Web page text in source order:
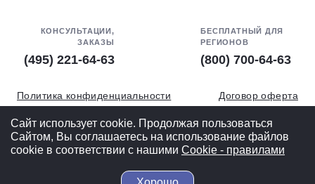
КОНСУЛЬТАЦИИ,
ЗАКАЗЫ
(495) 221-64-63
БЕСПЛАТНЫЙ ДЛЯ
РЕГИОНОВ
(800) 700-64-63
Политика конфиденциальности
Договор оферта
Обработка персональных данных
СОУТ
Полная версия
Сайт использует cookie. Продолжая пользоваться
Сайтом, Вы соглашаетесь на использование файлов
cookie в соответствии с нашими Cookiе - правилами